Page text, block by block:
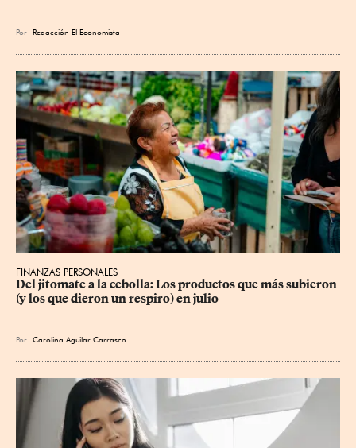
Por Redacción El Economista
FINANZAS PERSONALES
Del jitomate a la cebolla: Los productos que más subieron
(y los que dieron un respiro) en julio
Por Carolina Aguilar Carrasco